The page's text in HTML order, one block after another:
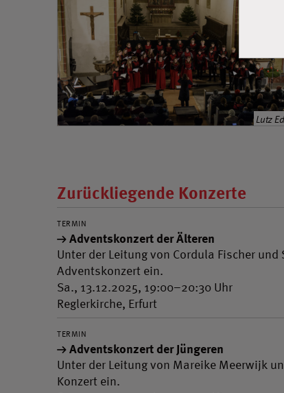
Lutz
Zurückliegende Konzerte
TERMIN
Adventskonzert der Älteren
Unter der Leitung von Cordula Fischer
Adventskonzert ein.
Sa., 13.12.2025, 19:00–20:30 Uhr
Reglerkirche, Erfurt
TERMIN
Adventskonzert der Jüngeren
Unter der Leitung von Mareike Meerwijk
Konzert ein.